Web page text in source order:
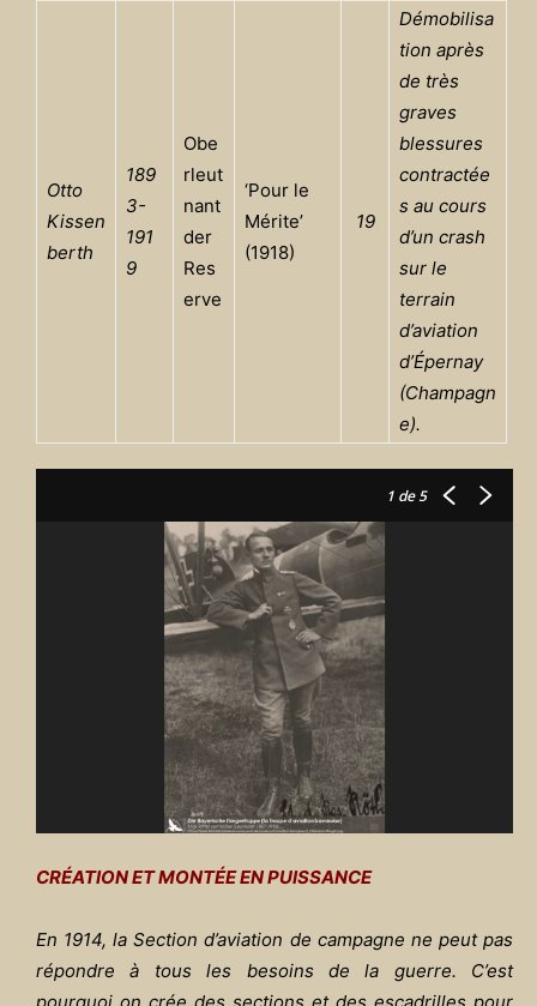
Otto
Kissen
berth
189
3-
191
9
Obe
rleut
nant
der
Res
erve
‘Pour le
Mérite’
(1918)
19
Démobilisa
tion après
de très
graves
blessures
contractée
s au cours
d’un crash
sur le
terrain
d’aviation
d’Épernay
(Champagn
e).
1 de 5
CRÉATION ET MONTÉE EN PUISSANCE
En 1914, la Section d’aviation de campagne ne peut pas
répondre à tous les besoins de la guerre. C’est
pourquoi on crée des sections et des escadrilles pour